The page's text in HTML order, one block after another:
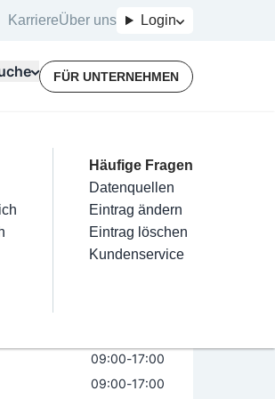
KarriereÜber uns Login
Für Unternehmer
Terminbuchung
Kostenlose Beratung
Mein Firmeneintrag
Eintrag hinzufügen
Eintrag beanspruchen
Eintrag verwalten
Eintrag bewerben
Häufige Fragen
Datenquellen
Eintrag ändern
Eintrag löschen
Kundenservice
FÜR UNTERNEHMEN
09:00-17:00
09:00-17:00